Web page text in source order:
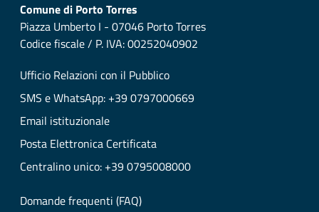
Comune di Porto Torres
Piazza Umberto I - 07046 Porto Torres
Codice fiscale / P. IVA: 00252040902
Ufficio Relazioni con il Pubblico
SMS e WhatsApp: +39 0797000669
Email istituzionale
Posta Elettronica Certificata
Centralino unico: +39 0795008000
Domande frequenti (FAQ)